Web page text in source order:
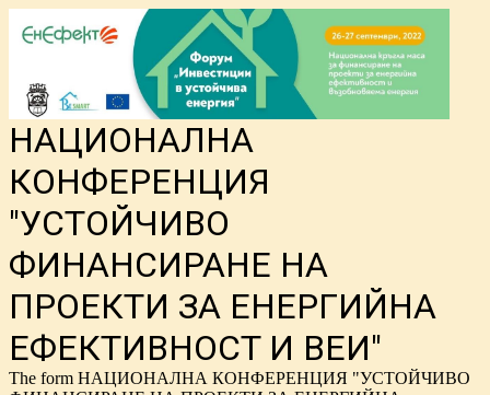
НАЦИОНАЛНА
КОНФЕРЕНЦИЯ
"УСТОЙЧИВО
ФИНАНСИРАНЕ НА
ПРОЕКТИ ЗА ЕНЕРГИЙНА
ЕФЕКТИВНОСТ И ВЕИ"
The form НАЦИОНАЛНА КОНФЕРЕНЦИЯ "УСТОЙЧИВО